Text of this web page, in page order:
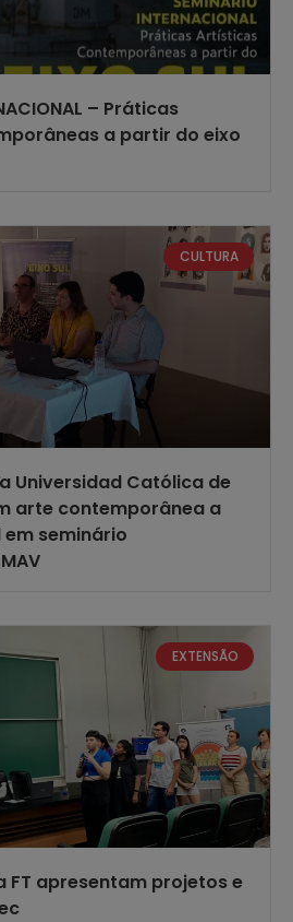
– Práticas
a partir do eixo
CULTURA
Universidad Católica de
arte contemporânea a
seminário
EXTENSÃO
FT apresentam projetos e